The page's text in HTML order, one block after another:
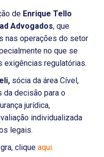
de Enrique Tello
Advogados, que
nas operações do setor
no que se
exigências regulatórias.
sócia da área Cível,
decisão para o
jurídica,
individualizada
legais.
clique aqui.